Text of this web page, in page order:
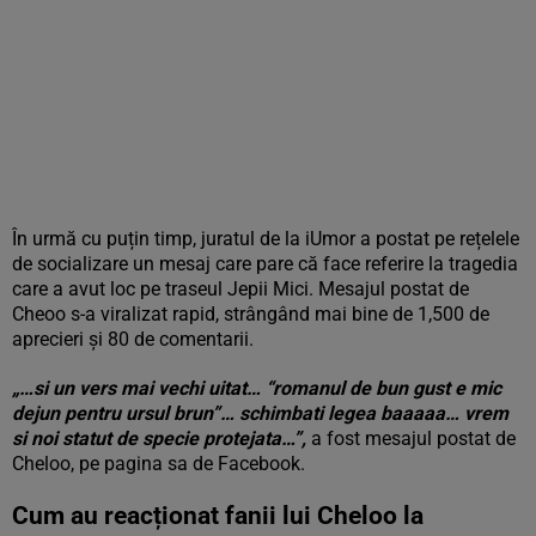
În urmă cu puțin timp, juratul de la iUmor a postat pe rețelele
de socializare un mesaj care pare că face referire la tragedia
care a avut loc pe traseul Jepii Mici. Mesajul postat de
Cheoo s-a viralizat rapid, strângând mai bine de 1,500 de
aprecieri și 80 de comentarii.
„…si un vers mai vechi uitat… “romanul de bun gust e mic
dejun pentru ursul brun”… schimbati legea baaaaa… vrem
si noi statut de specie protejata…”, a fost mesajul postat de
Cheloo, pe pagina sa de Facebook.
Cum au reacționat fanii lui Cheloo la